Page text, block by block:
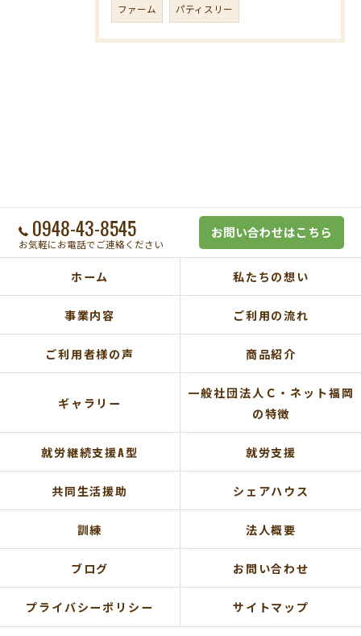
ファーム パティスリー
0948-43-8545
お気軽にお電話でご連絡ください
お問い合わせはこちら
ホーム 私たちの想い
事業内容 ご利用の流れ
ご利用者様の声 商品紹介
ギャラリー
一般社団法人Ｃ・ネット福岡
の特徴
就労継続支援A型 就労支援
共同生活援助 シェアハウス
訓練 法人概要
ブログ お問い合わせ
プライバシーポリシー サイトマップ